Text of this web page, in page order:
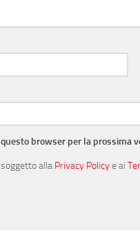
browser per la prossima
alla Privacy Policye ai